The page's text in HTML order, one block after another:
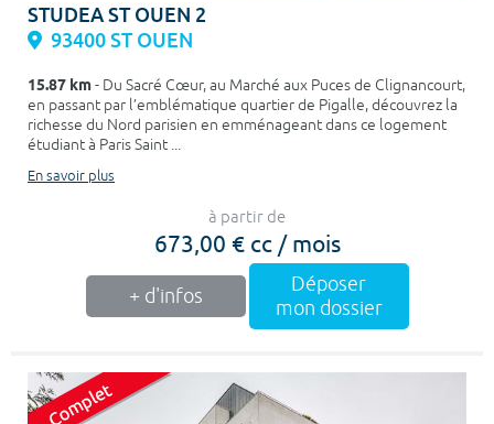
STUDEA ST OUEN 2
93400 ST OUEN
15.87 km- Du Sacré Cœur, au Marché aux Puces de Clignancourt,
en passant par l’emblématique quartier de Pigalle, découvrez la
richesse du Nord parisien en emménageant dans ce logement
étudiant à Paris Saint ...
En savoir plus
à partir de
673,00 € cc / mois
+ d'infos
Déposer
mon dossier